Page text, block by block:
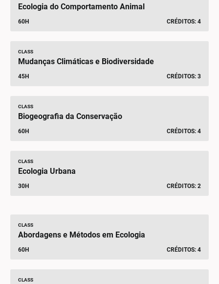
Ecologia do Comportamento Animal
60H CRÉDITOS: 4
CLASS
Mudanças Climáticas e Biodiversidade
45H CRÉDITOS: 3
CLASS
Biogeografia da Conservação
60H CRÉDITOS: 4
CLASS
Ecologia Urbana
30H CRÉDITOS: 2
CLASS
Abordagens e Métodos em Ecologia
60H CRÉDITOS: 4
CLASS